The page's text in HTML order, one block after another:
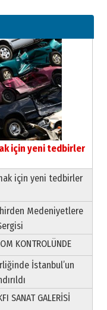
için yeni tedbirler
için yeni tedbirler
Medeniyetlere
KONTROLÜNDE
İstanbul’un
SANAT GALERİSİ